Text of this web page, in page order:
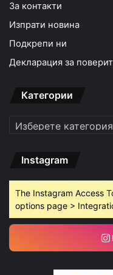
За контакти
Изпрати новина
Подкрепи ни
Декларация за
Категории
Категории
Instagram
The Instagram Access
options page >